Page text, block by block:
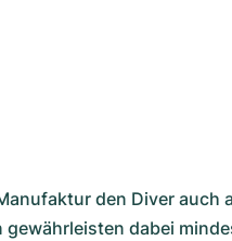
den Diver auch
gewährleisten dabei